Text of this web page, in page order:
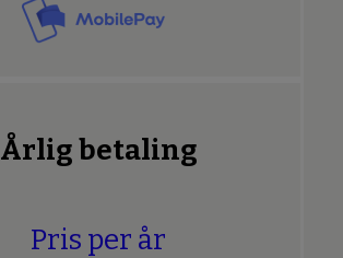
Årlig betaling
Pris per år